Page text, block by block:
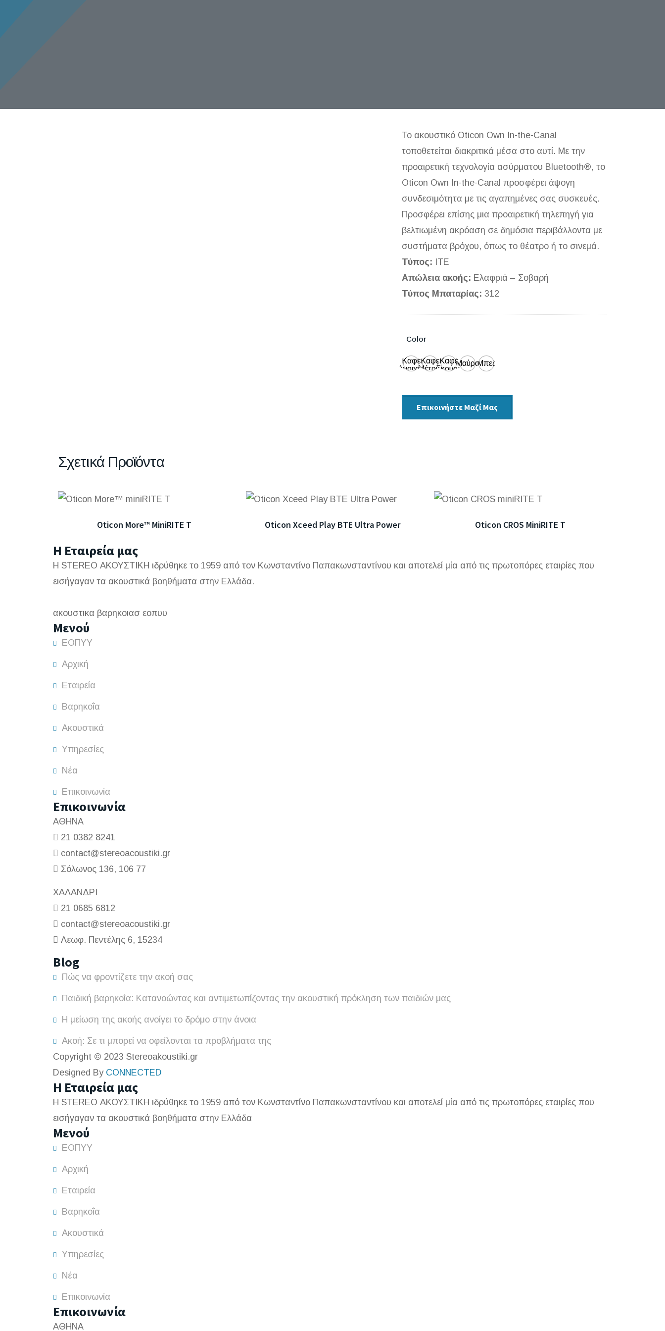
Το ακουστικό Oticon Own In-the-Canal
τοποθετείται διακριτικά μέσα στο αυτί. Με την
προαιρετική τεχνολογία ασύρματου Bluetooth®, το
Oticon Own In-the-Canal προσφέρει άψογη
συνδεσιμότητα με τις αγαπημένες σας συσκευές.
Προσφέρει επίσης μια προαιρετική τηλεπηγή για
βελτιωμένη ακρόαση σε δημόσια περιβάλλοντα με
συστήματα βρόχου, όπως το θέατρο ή το σινεμά.
Τύπος: ΙΤΕ
Απώλεια ακοής: Ελαφριά – Σοβαρή
Τύπος Μπαταρίας: 312
Color
Καφέ
Ανοιχτό
Καφέ
Μέτριο
Καφέ
Σκούρο
ΜαύροΜπεζ
Επικοινήστε Μαζί Μας
Σχετικά Προϊόντα
Oticon More™ MiniRITE T Oticon Xceed Play BTE Ultra Power Oticon CROS MiniRITE T
Η Εταιρεία μας
Η STEREO ΑΚΟΥΣΤΙΚΗ ιδρύθηκε το 1959 από τον Κωνσταντίνο Παπακωνσταντίνου και αποτελεί μία από τις πρωτοπόρες εταιρίες που
εισήγαγαν τα ακουστικά βοηθήματα στην Ελλάδα.
ακουστικα βαρηκοιασ εοπυυ
Μενού
ΕΟΠΥΥ
Αρχική
Εταιρεία
Βαρηκοΐα
Ακουστικά
Υπηρεσίες
Νέα
Επικοινωνία
Επικοινωνία
ΑΘΗΝΑ
21 0382 8241
contact@stereoacoustiki.gr
Σόλωνος 136, 106 77
ΧΑΛΑΝΔΡΙ
21 0685 6812
contact@stereoacoustiki.gr
Λεωφ. Πεντέλης 6, 15234
Blog
Πώς να φροντίζετε την ακοή σας
Παιδική βαρηκοΐα: Κατανοώντας και αντιμετωπίζοντας την ακουστική πρόκληση των παιδιών μας
Η μείωση της ακοής ανοίγει το δρόμο στην άνοια
Ακοή: Σε τι μπορεί να οφείλονται τα προβλήματα της
Copyright © 2023 Stereoakoustiki.gr
Designed By CONNECTED
Η Εταιρεία μας
Η STEREO ΑΚΟΥΣΤΙΚΗ ιδρύθηκε το 1959 από τον Κωνσταντίνο Παπακωνσταντίνου και αποτελεί μία από τις πρωτοπόρες εταιρίες που
εισήγαγαν τα ακουστικά βοηθήματα στην Ελλάδα
Μενού
ΕΟΠΥΥ
Αρχική
Εταιρεία
Βαρηκοΐα
Ακουστικά
Υπηρεσίες
Νέα
Επικοινωνία
Επικοινωνία
ΑΘΗΝΑ